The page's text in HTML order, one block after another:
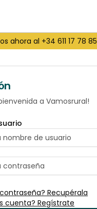
ahora al +34 611 17 78 85
a Vamosrural!
Recupérala
cuenta? Regístrate